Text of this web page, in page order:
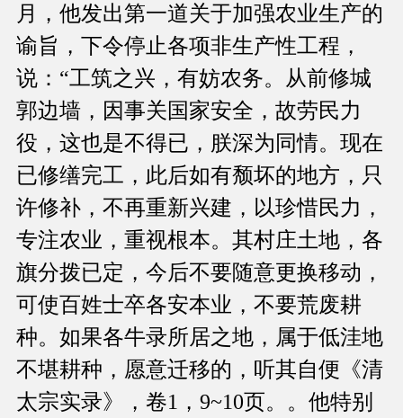
月，他发出第一道关于加强农业生产的
谕旨，下令停止各项非生产性工程，
说：“工筑之兴，有妨农务。从前修城
郭边墙，因事关国家安全，故劳民力
役，这也是不得已，朕深为同情。现在
已修缮完工，此后如有颓坏的地方，只
许修补，不再重新兴建，以珍惜民力，
专注农业，重视根本。其村庄土地，各
旗分拨已定，今后不要随意更换移动，
可使百姓士卒各安本业，不要荒废耕
种。如果各牛录所居之地，属于低洼地
不堪耕种，愿意迁移的，听其自便《清
太宗实录》，卷1，9~10页。。他特别